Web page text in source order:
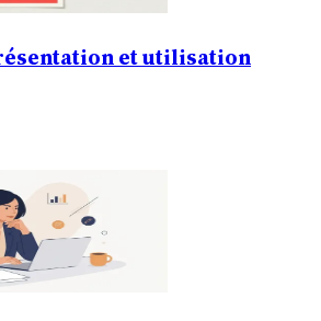
et utilisation